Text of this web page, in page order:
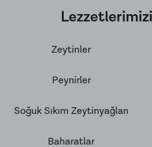
Zeytinler
Peynirler
Soğuk Sıkım Zeytinyağları
Baharatlar